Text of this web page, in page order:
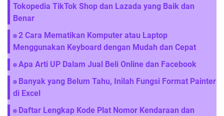
Tokopedia TikTok Shop dan Lazada yang Baik dan
Benar
2 Cara Mematikan Komputer atau Laptop
Menggunakan Keyboard dengan Mudah dan Cepat
Apa Arti UP Dalam Jual Beli Online dan Facebook
Banyak yang Belum Tahu, Inilah Fungsi Format Painter
di Excel
Daftar Lengkap Kode Plat Nomor Kendaraan dan